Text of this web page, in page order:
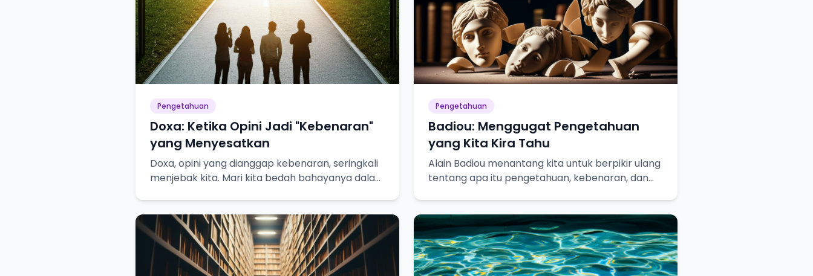
Pengetahuan
Doxa: Ketika Opini Jadi "Kebenaran"
yang Menyesatkan
Doxa, opini yang dianggap kebenaran, seringkali
menjebak kita. Mari kita bedah bahayanya dalam
Pengetahuan
Badiou: Menggugat Pengetahuan
yang Kita Kira Tahu
Alain Badiou menantang kita untuk berpikir ulang
tentang apa itu pengetahuan, kebenaran, dan